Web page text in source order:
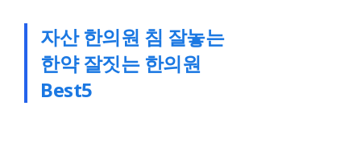
자산 한의원 침 잘놓는
한약 잘짓는 한의원
Best5